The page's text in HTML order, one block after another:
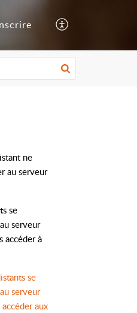
ne
au serveur
se
serveur
accéder à
se
serveur
aux